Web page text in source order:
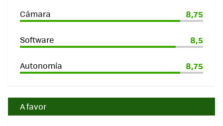
Cámara 8,75
Software 8,5
Autonomía 8,75
A favor